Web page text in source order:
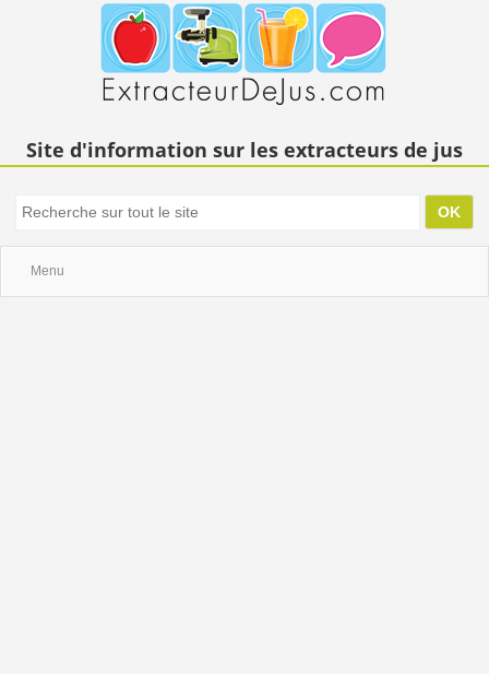
Site d'information sur les extracteurs de jus
Menu